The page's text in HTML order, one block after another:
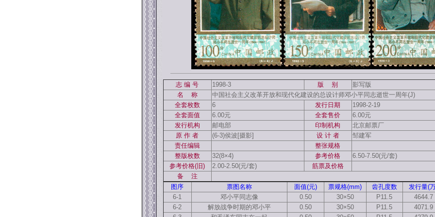
志 编 号 1998-3 版 别
影写版
名 称
中国社会主义改革开放和现代化建设的总设计师邓小平同志逝世一周年(J)
全套枚数
6 发行日期
1998-2-19
全套面值
6.00元 全套售价
6.00元
发行机构
邮电部 印制机构
北京邮票厂
原 作 者
(6-3)侯波[摄影] 设 计 者
邹建军
责任编辑
整张规格
整版枚数
32(8×4) 参考价格
6.50-7.50(元/套)
参考价格(旧)
2.00-2.50(元/套)
筋票及价格
备 注
图序
票图名称 面值(元) 票规格(mm) 齿孔度数
发行量(
6-1
邓小平同志像 0.50 30×50 P11.5
4644.7
6-2
解放战争时期的邓小平 0.50 30×50 P11.5
4071.9